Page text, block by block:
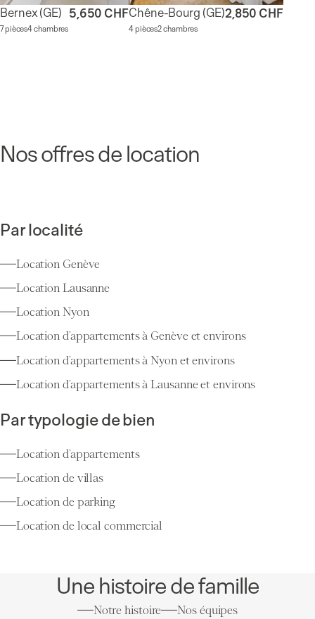
Bernex(GE)
7 pièces4 chambres
5,650 CHFChêne-Bourg (GE)
4 pièces2 chambres
2,850 CHF
Nos offres de location
Par localité
Location Genève
Location Lausanne
Location Nyon
Location d’appartements à Genève et environs
Location d’appartements à Nyon et environs
Location d’appartements à Lausanne et environs
Par typologie de bien
Location d’appartements
Location de villas
Location de parking
Location de local commercial
Une histoire de famille
Notre histoire Nos équipes